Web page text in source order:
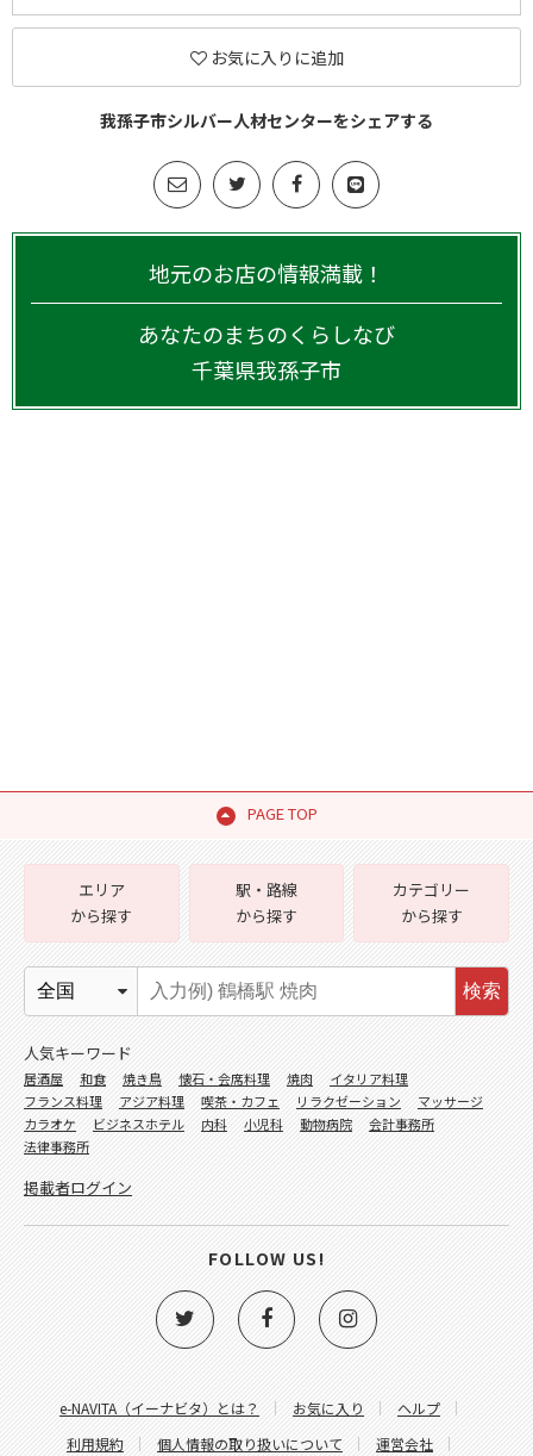
お気に入りに追加
我孫子市シルバー人材センターをシェアする
地元のお店の情報満載！
あなたのまちのくらしなび
千葉県我孫子市
PAGE TOP
e-NAVITA（イーナビタ）とは？ お気に入り
ヘルプ
利用規約
個人情報の取り扱いについて 運営会社
エリア
から探す
駅・路線
から探す
カテゴリー
から探す
検索
人気キーワード
居酒屋 和食 焼き鳥 懐石・会席料理 焼肉
イタリア料理
フランス料理
アジア料理 喫茶・カフェ リラクゼーション
マッサージ
カラオケ
ビジネスホテル 内科 小児科 動物病院
会計事務所
法律事務所
掲載者ログイン
FOLLOW US!